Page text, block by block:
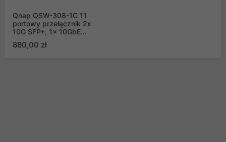
Qnap QSW-308-1C 11
portowy przełącznik 2x
10G SFP+, 1x 10GbE
(RJ45)
880,00 zł